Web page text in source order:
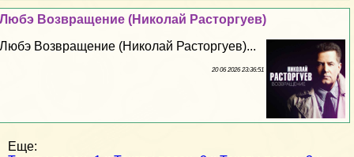
Любэ Возвращение (Николай Расторгуев)
Любэ Возвращение (Николай Расторгуев)...
20 06 2026 23:36:51
Еще: